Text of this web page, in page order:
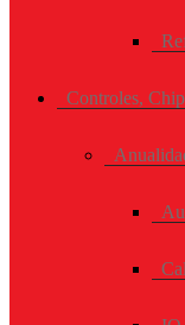
Controles,